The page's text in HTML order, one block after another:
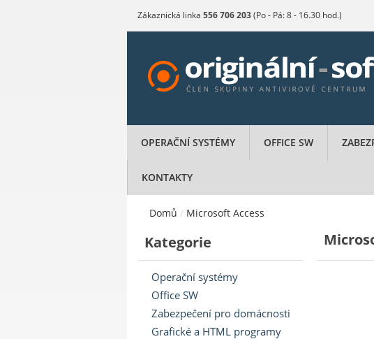
Zákaznická linka 556 706 203(Po - Pá: 8 - 16.30 hod.)
OPERAČNÍ SYSTÉMY OFFICE SW
KONTAKTY
Domů / Microsoft Access
Kategorie
Operační systémy
Office SW
Zabezpečení pro domácnosti
Grafické a HTML programy